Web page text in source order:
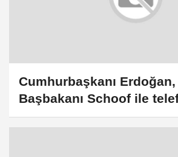
Cumhurbaşkanı
Başbakanı Schoof ile
görüştü